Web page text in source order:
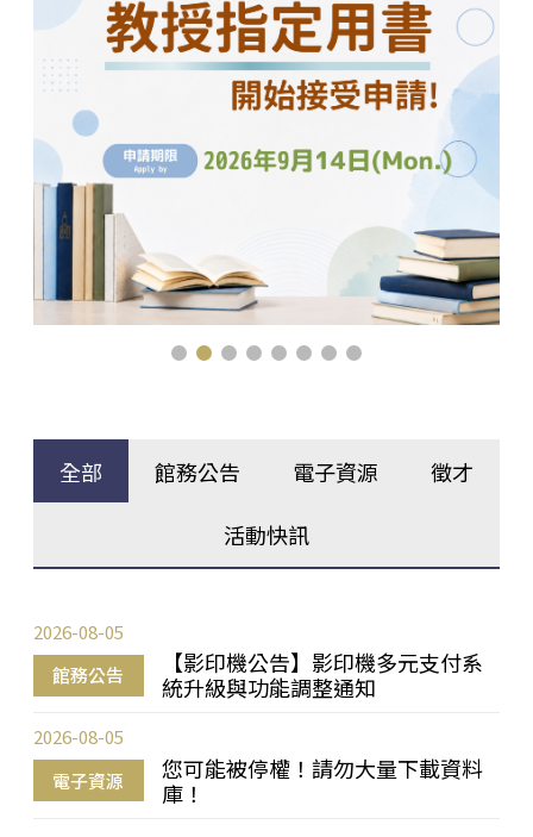
全部 館務公告 電子資源 徵才
活動快訊
館務公告
【影印機公告】影印機多元支付系
統升級與功能調整通知
2026-08-05
電子資源
您可能被停權！請勿大量下載資料
庫！
2026-08-05